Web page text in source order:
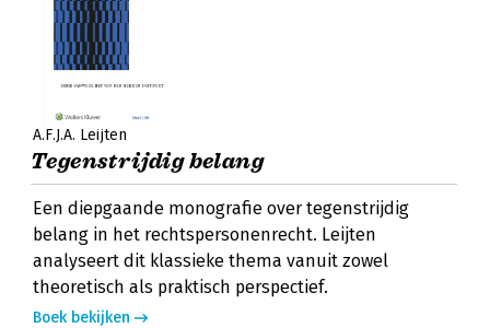
A.F.J.A. Leijten
Tegenstrijdig belang
Een diepgaande monografie over tegenstrijdig
belang in het rechtspersonenrecht. Leijten
analyseert dit klassieke thema vanuit zowel
theoretisch als praktisch perspectief.
Boek bekijken